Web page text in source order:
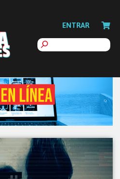
ENTRAR